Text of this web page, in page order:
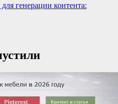
генерации контента: